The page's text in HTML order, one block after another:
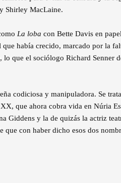
Shirley MacLaine.
La loba con Bette Davis en
había crecido, marcado por la
que el sociólogo Richard Senner
codiciosa y manipuladora. Se
que ahora cobra vida en Núria
Giddens y la de quizás la actriz
que con haber dicho esos dos